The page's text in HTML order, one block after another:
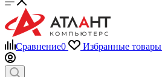
Сравнение0 Избранные товары